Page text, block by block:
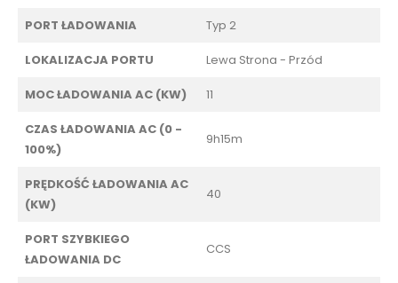
PORT ŁADOWANIA Typ 2
LOKALIZACJA PORTU Lewa Strona - Przód
MOC ŁADOWANIA AC (KW) 11
CZAS ŁADOWANIA AC (0 -
100%)
9h15m
PRĘDKOŚĆ ŁADOWANIA AC
(KW)
40
PORT SZYBKIEGO
ŁADOWANIA DC
CCS